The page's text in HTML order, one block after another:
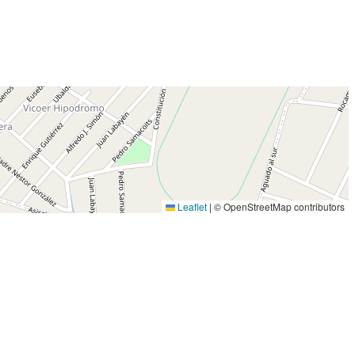
Leaflet | © OpenStreetMap contributors